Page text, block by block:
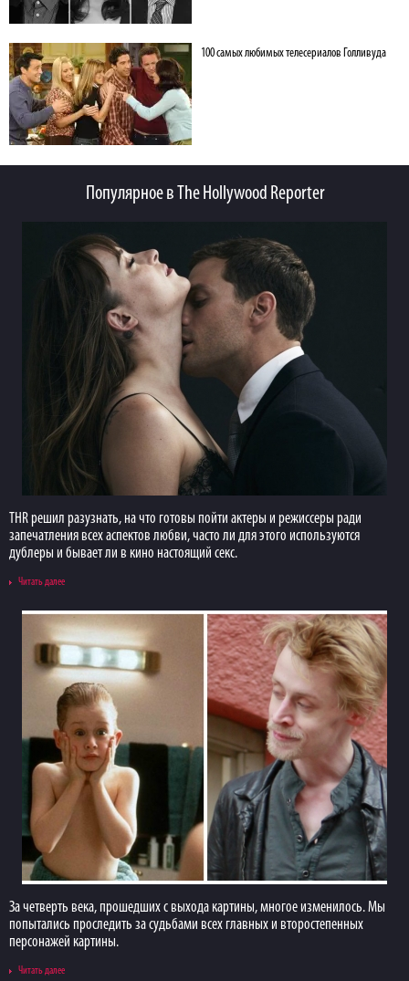
100 самых любимых телесериалов Голливуда
Популярное в The Hollywood Reporter
THR решил разузнать, на что готовы пойти актеры и режиссеры ради
запечатления всех аспектов любви, часто ли для этого используются
дублеры и бывает ли в кино настоящий секс.
Читать далее
За четверть века, прошедших с выхода картины, многое изменилось. Мы
попытались проследить за судьбами всех главных и второстепенных
персонажей картины.
Читать далее